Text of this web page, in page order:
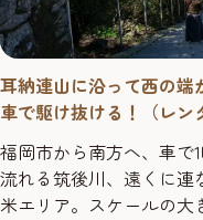
耳納連山に沿って西の端
車で駆け抜ける！（レン
米編）
福岡市から南方へ、車で
流れる筑後川、遠くに連
米エリア。スケールの大